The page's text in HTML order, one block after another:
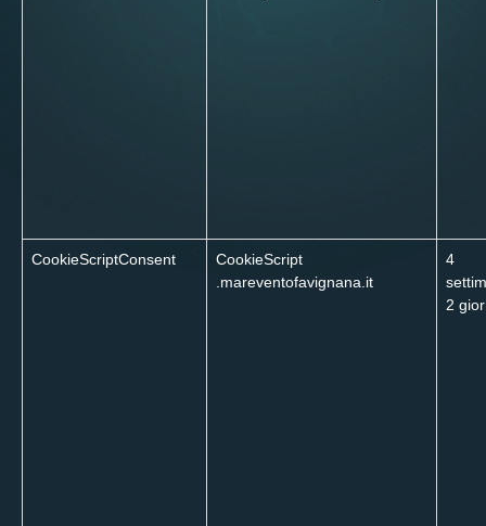
CookieScriptConsent
CookieScript
.mareventofavignana.it
4
2